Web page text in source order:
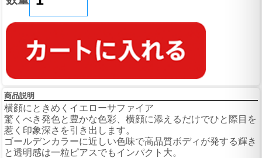
商品説明
横顔にときめくイエローサファイア
驚くべき発色と豊かな色彩、横顔に添えるだけでひと際目を
惹く印象深さを引き出します。
ゴールデンカラーに近しい色味で高品質ボディが発する輝き
と透明感は一粒ピアスでもインパクト大。